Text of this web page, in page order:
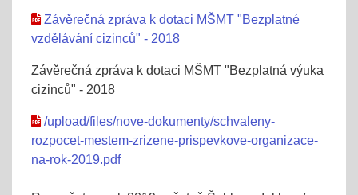
Závěrečná zpráva k dotaci MŠMT "Bezplatné
vzdělávání cizinců" - 2018
Závěrečná zpráva k dotaci MŠMT "Bezplatná výuka
cizinců" - 2018
/upload/files/nove-dokumenty/schvaleny-
rozpocet-mestem-zrizene-prispevkove-organizace-
na-rok-2019.pdf